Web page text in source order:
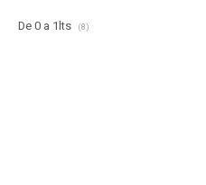
De 0 a 1lts (8)